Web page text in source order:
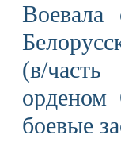
(в/
орденом
боевые